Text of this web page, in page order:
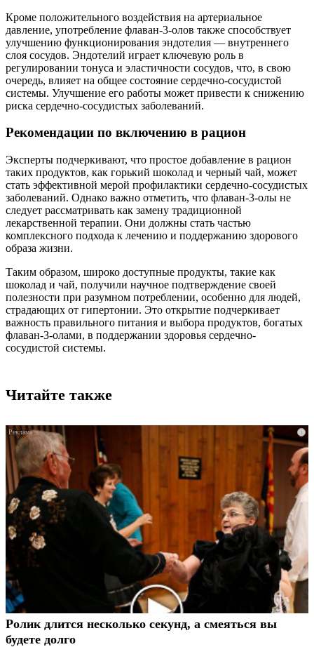
Кроме положительного воздействия на артериальное
давление, употребление флаван-3-олов также способствует
улучшению функционирования эндотелия — внутреннего
слоя сосудов. Эндотелий играет ключевую роль в
регулировании тонуса и эластичности сосудов, что, в свою
очередь, влияет на общее состояние сердечно-сосудистой
системы. Улучшение его работы может привести к снижению
риска сердечно-сосудистых заболеваний.
Рекомендации по включению в рацион
Эксперты подчеркивают, что простое добавление в рацион
таких продуктов, как горький шоколад и черный чай, может
стать эффективной мерой профилактики сердечно-сосудистых
заболеваний. Однако важно отметить, что флаван-3-олы не
следует рассматривать как замену традиционной
лекарственной терапии. Они должны стать частью
комплексного подхода к лечению и поддержанию здорового
образа жизни.
Таким образом, широко доступные продукты, такие как
шоколад и чай, получили научное подтверждение своей
полезности при разумном потреблении, особенно для людей,
страдающих от гипертонии. Это открытие подчеркивает
важность правильного питания и выбора продуктов, богатых
флаван-3-олами, в поддержании здоровья сердечно-
сосудистой системы.
Читайте также
i
Ролик длится несколько секунд, а смеяться вы
будете долго